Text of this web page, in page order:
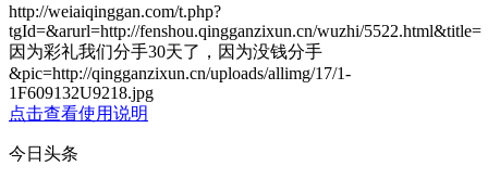
http://weiaiqinggan.com/t.php?
tgId=&arurl=http://fenshou.qingganzixun.cn/wuzhi/5522.html&title=
因为彩礼我们分手30天了，因为没钱分手
&pic=http://qingganzixun.cn/uploads/allimg/17/1-
1F609132U9218.jpg
点击查看使用说明
今日头条